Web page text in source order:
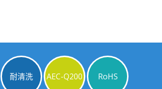
耐清洗 AEC-Q200 RoHS